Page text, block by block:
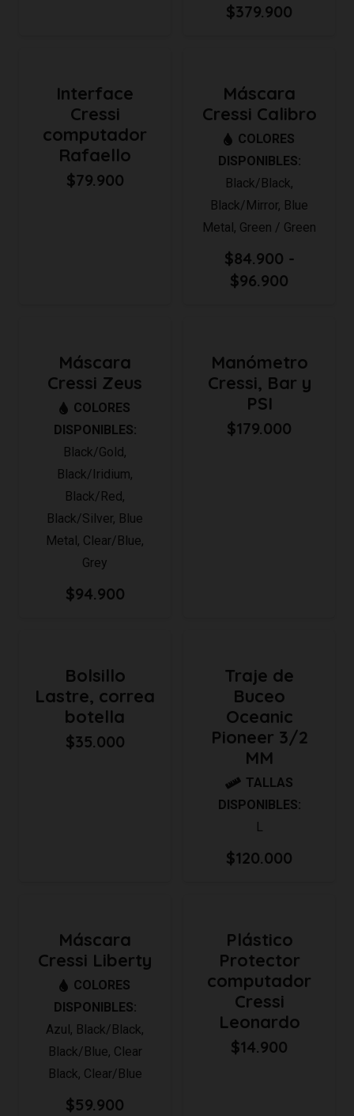
$379.900
Interface
Cressi
computador
Rafaello
$79.900
Máscara
Cressi Calibro
COLORES
DISPONIBLES:
Black/Black,
Black/Mirror, Blue
Metal, Green / Green
$84.900 -
$96.900
$84.900
hasta
Máscara
Cressi Zeus
COLORES
DISPONIBLES:
Black/Gold,
Black/Iridium,
Black/Red,
Black/Silver, Blue
Metal, Clear/Blue,
Grey
$94.900
Manómetro
Cressi, Bar y
PSI
$179.000
Bolsillo
Lastre, correa
botella
$35.000
Traje de
Buceo
Oceanic
Pioneer 3/2
MM
TALLAS
DISPONIBLES:
L
$120.000
Máscara
Cressi Liberty
COLORES
DISPONIBLES:
Azul, Black/Black,
Black/Blue, Clear
Black, Clear/Blue
$59.900
Plástico
Protector
computador
Cressi
Leonardo
$14.900